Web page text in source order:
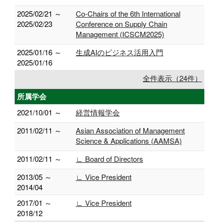
2025/02/21 ～
2025/02/23
Co-Chairs of the 6th International
Conference on Supply Chain
Management (ICSCM2025)
2025/01/16 ～
2025/01/16
生成AIのビジネス活用入門
全件表示（24件）
所属学会
2021/10/01 ～
経営情報学会
2011/02/11 ～
Asian Association of Management
Science & Applications (AAMSA)
2011/02/11 ～
∟ Board of Directors
2013/05 ～
2014/04
∟ Vice President
2017/01 ～
2018/12
∟ Vice President